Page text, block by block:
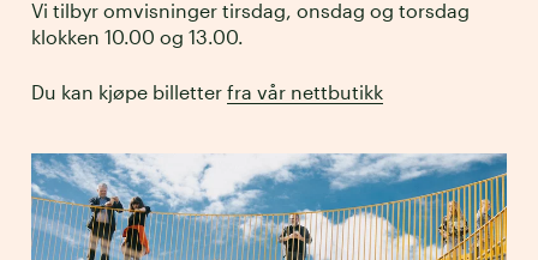
Vi tilbyr omvisninger tirsdag, onsdag og torsdag
klokken 10.00 og 13.00.
Du kan kjøpe billetter fra vår nettbutikk